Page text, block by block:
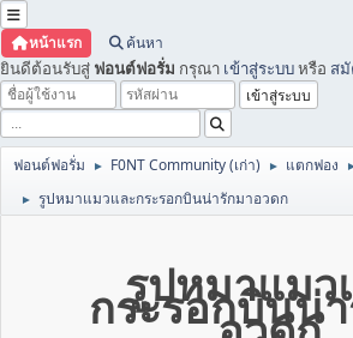
หน้าแรก ค้นหา
ยินดีต้อนรับสู่ ฟอนต์ฟอรั่ม กรุณา เข้าสู่ระบบหรือ ส
ฟอนต์ฟอรั่ม ► F0NT Community (เก่า) ► แตกฟอง
► รูปหมาแมวและกระรอกบินน่ารักมาอวดก
รูปหมาแมว
กระรอกบินน่